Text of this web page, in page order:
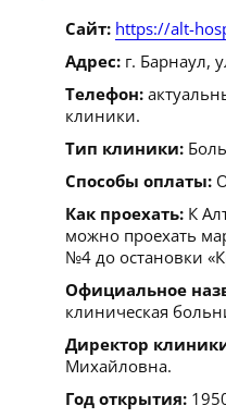
Сайт: https://alt-
Адрес: г. Барнаул,
Телефон:
клиники.
Тип клиники:
Способы оплаты:
Как проехать: К
можно проехать
№4 до остановки
Официальное
клиническая
Директор
Михайловна.
Год открытия: